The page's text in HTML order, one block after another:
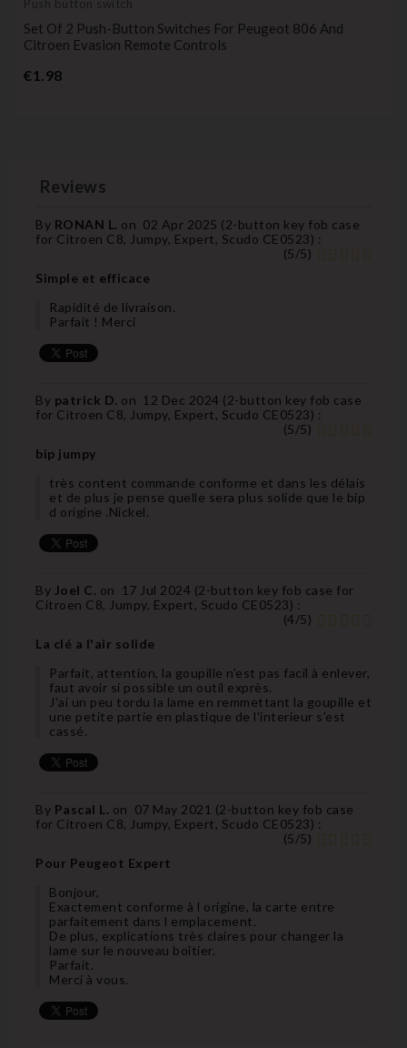
Push button switch
Set Of 2 Push-Button Switches For Peugeot 806 And
Citroen Evasion Remote Controls
€1.98Price
Reviews
By RONAN L. on 02 Apr 2025 (2-button key fob case
for Citroen C8, Jumpy, Expert, Scudo CE0523) :
(5/5)
Simple et efficace
Rapidité de livraison.
Parfait ! Merci
By patrick D. on 12 Dec 2024 (2-button key fob case
for Citroen C8, Jumpy, Expert, Scudo CE0523) :
(5/5)
bip jumpy
très content commande conforme et dans les délais
et de plus je pense quelle sera plus solide que le bip
d origine .Nickel.
By Joel C. on 17 Jul 2024 (2-button key fob case for
Citroen C8, Jumpy, Expert, Scudo CE0523) :
(4/5)
La clé a l'air solide
Parfait, attention, la goupille n'est pas facil à enlever,
faut avoir si possible un outil exprès.
J'ai un peu tordu la lame en remmettant la goupille et
une petite partie en plastique de l'interieur s'est
cassé.
By Pascal L. on 07 May 2021 (2-button key fob case
for Citroen C8, Jumpy, Expert, Scudo CE0523) :
(5/5)
Pour Peugeot Expert
Bonjour,
Exactement conforme à l origine, la carte entre
parfaitement dans l emplacement.
De plus, explications très claires pour changer la
lame sur le nouveau boîtier.
Parfait.
Merci à vous.